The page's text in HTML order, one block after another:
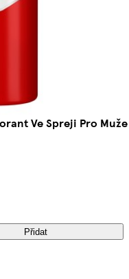
Ve Spreji Pro
Přidat